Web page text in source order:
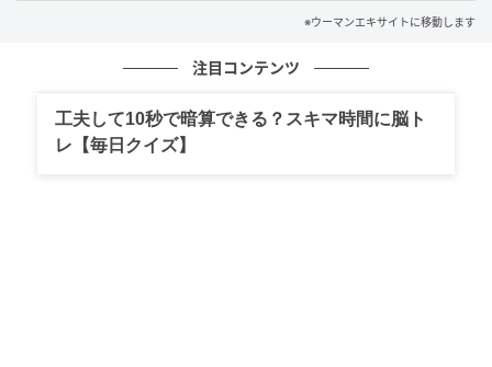
※ウーマンエキサイトに移動します
注目コンテンツ
工夫して10秒で暗算できる？スキマ時間に脳ト
レ【毎日クイズ】